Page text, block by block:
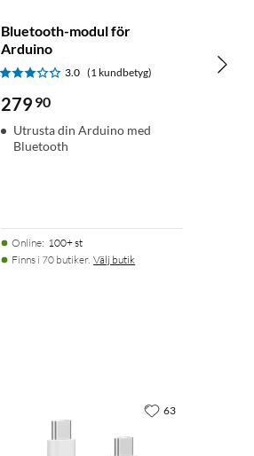
Bluetooth-modul för
Arduino
3.0 (1 kundbetyg)
279 90
Utrusta din Arduino med
Bluetooth
Online: 100+ st
Finns i 70 butiker. Välj butik
63